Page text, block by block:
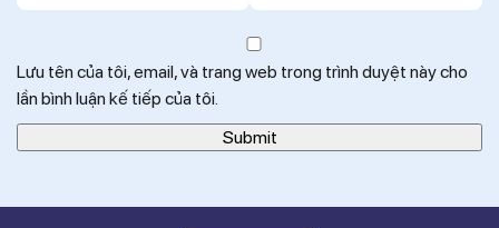
Lưu tên của tôi, email, và trang web trong trình duyệt này cho
lần bình luận kế tiếp của tôi.